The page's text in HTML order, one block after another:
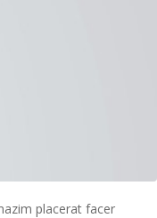
placerat facer